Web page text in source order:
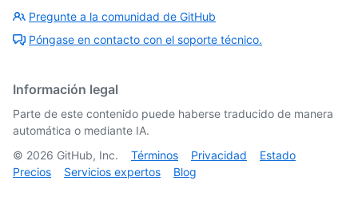
Pregunte a la comunidad de GitHub
Póngase en contacto con el soporte técnico.
Información legal
Parte de este contenido puede haberse traducido de manera
automática o mediante IA.
© 2026 GitHub, Inc. Términos Privacidad
Estado
Precios
Servicios expertos Blog